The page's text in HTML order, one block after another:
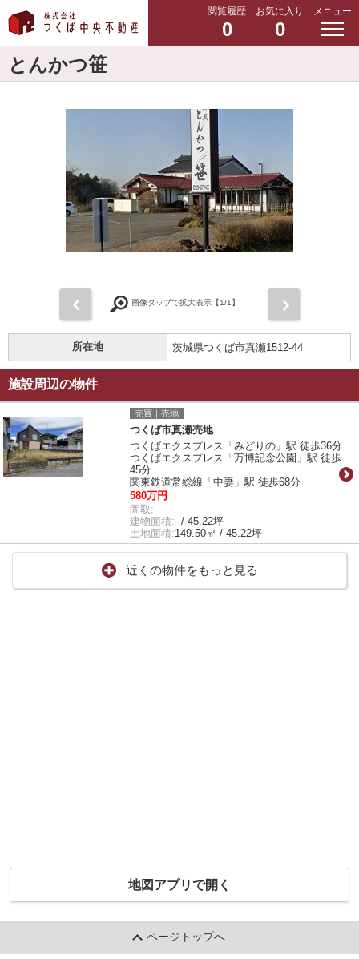
閲覧履歴
0
お気に入り
0
メニュー
とんかつ笹
画像タップで拡大表示【1/1】
所在地 茨城県つくば市真瀬1512-44
施設周辺の物件
売買｜売地
つくば市真瀬売地
つくばエクスプレス「みどりの」駅 徒歩36分
つくばエクスプレス「万博記念公園」駅 徒歩
45分
関東鉄道常総線「中妻」駅 徒歩68分
580万円
間取:-
建物面積:- / 45.22坪
土地面積:149.50㎡ / 45.22坪
近くの物件をもっと見る
地図アプリで開く
ページトップへ